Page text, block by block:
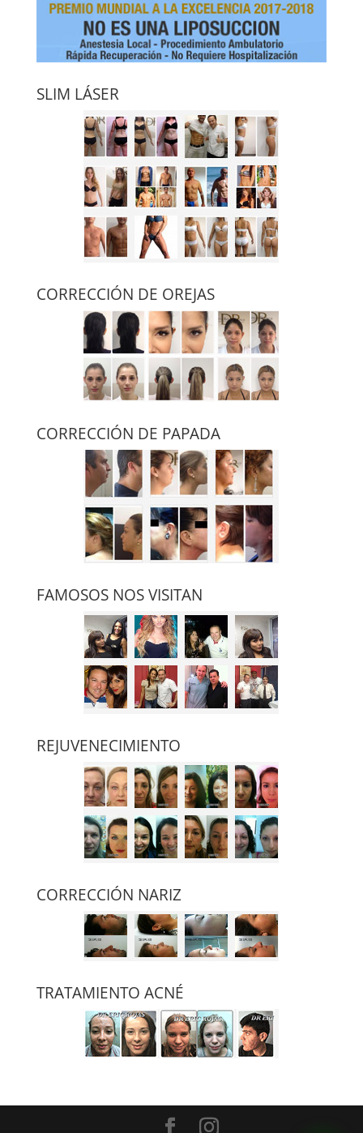
SLIM LÁSER
CORRECCIÓN DE OREJAS
CORRECCIÓN DE PAPADA
FAMOSOS NOS VISITAN
REJUVENECIMIENTO
CORRECCIÓN NARIZ
TRATAMIENTO ACNÉ